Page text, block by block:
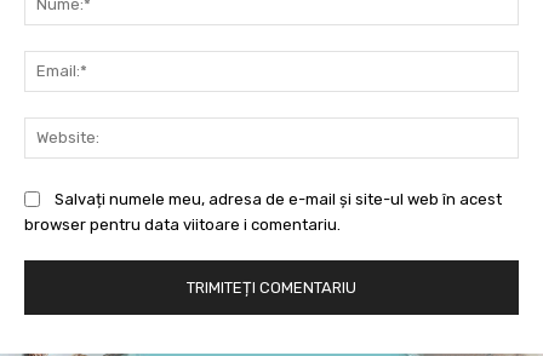
Salvați numele meu, adresa de e-mail și site-ul web în acest
browser pentru data viitoare i comentariu.